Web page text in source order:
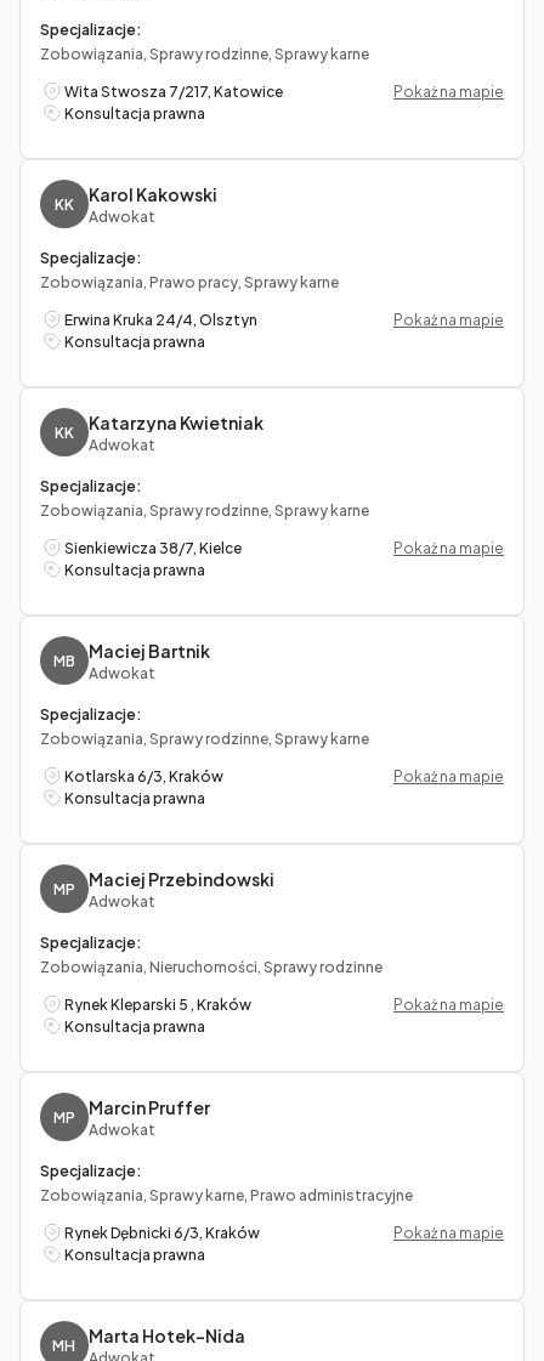
Specjalizacje:
Zobowiązania, Sprawy rodzinne, Sprawy karne
Wita Stwosza 7/217, Katowice
Pokaż na mapie
Konsultacja prawna
KK Karol Kakowski
Adwokat
Specjalizacje:
Zobowiązania, Prawo pracy, Sprawy karne
Erwina Kruka 24/4, Olsztyn
Pokaż na mapie
Konsultacja prawna
KK Katarzyna Kwietniak
Adwokat
Specjalizacje:
Zobowiązania, Sprawy rodzinne, Sprawy karne
Sienkiewicza 38/7, Kielce
Pokaż na mapie
Konsultacja prawna
MB Maciej Bartnik
Adwokat
Specjalizacje:
Zobowiązania, Sprawy rodzinne, Sprawy karne
Kotlarska 6/3, Kraków
Pokaż na mapie
Konsultacja prawna
MP Maciej Przebindowski
Adwokat
Specjalizacje:
Zobowiązania, Nieruchomości, Sprawy rodzinne
Rynek Kleparski 5 , Kraków
Pokaż na mapie
Konsultacja prawna
MP Marcin Pruffer
Adwokat
Specjalizacje:
Zobowiązania, Sprawy karne, Prawo administracyjne
Rynek Dębnicki 6/3, Kraków
Pokaż na mapie
Konsultacja prawna
MH Marta Hotek-Nida
Adwokat